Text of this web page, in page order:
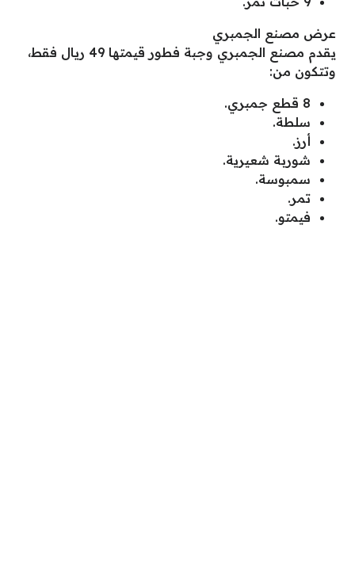
عرض مصنع الجمبري
يقدم مصنع الجمبري وجبة فطور قيمتها 49 ريال فقط،
وتتكون من:
8 قطع جمبري.
سلطة.
أرز.
شوربة شعيرية.
سمبوسة.
تمر.
فيمتو.